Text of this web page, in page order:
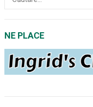
NE PLACE